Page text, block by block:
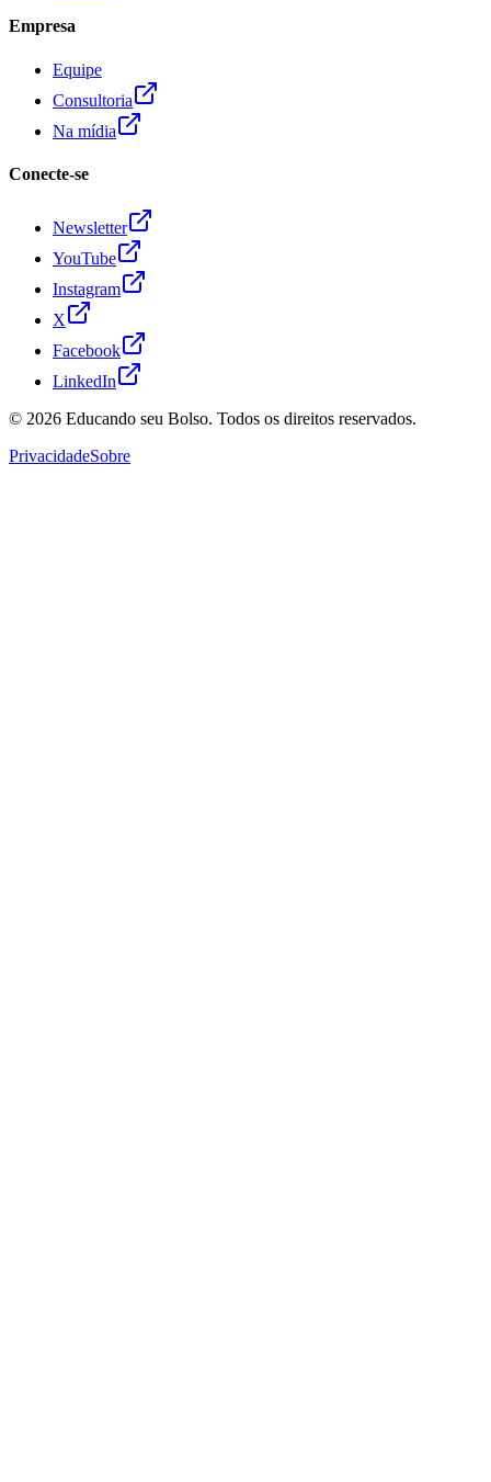
Empresa
Equipe
Consultoria
Na mídia
Conecte-se
Newsletter
YouTube
Instagram
X
Facebook
LinkedIn
© 2026 Educando seu Bolso. Todos os direitos reservados.
PrivacidadeSobre